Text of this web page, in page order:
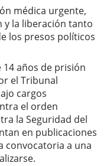
médica urgente,
y la liberación tanto
los presos políticos
años de prisión
el Tribunal
cargos
el orden
la Seguridad del
en publicaciones
convocatoria a una